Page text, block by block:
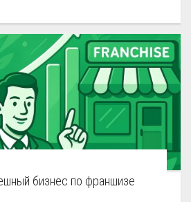
бизнес по франшизе